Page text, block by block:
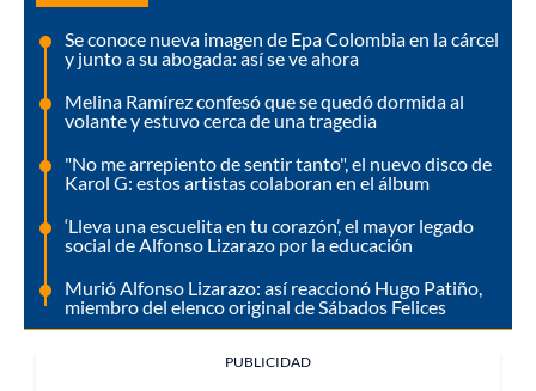
Se conoce nueva imagen de Epa Colombia en la cárcel
y junto a su abogada: así se ve ahora
Melina Ramírez confesó que se quedó dormida al
volante y estuvo cerca de una tragedia
"No me arrepiento de sentir tanto", el nuevo disco de
Karol G: estos artistas colaboran en el álbum
‘Lleva una escuelita en tu corazón’, el mayor legado
social de Alfonso Lizarazo por la educación
Murió Alfonso Lizarazo: así reaccionó Hugo Patiño,
miembro del elenco original de Sábados Felices
PUBLICIDAD